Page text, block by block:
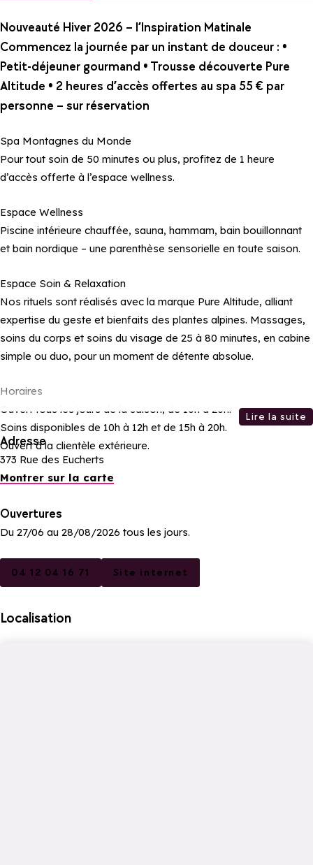
Nouveauté Hiver 2026 – l’Inspiration Matinale
Commencez la journée par un instant de douceur : •
Petit-déjeuner gourmand • Trousse découverte Pure
Altitude • 2 heures d’accès offertes au spa 55 € par
personne – sur réservation
Spa Montagnes du Monde
Pour tout soin de 50 minutes ou plus, profitez de 1 heure
d’accès offerte à l’espace wellness.
Espace Wellness
Piscine intérieure chauffée, sauna, hammam, bain bouillonnant
et bain nordique – une parenthèse sensorielle en toute saison.
Espace Soin & Relaxation
Nos rituels sont réalisés avec la marque Pure Altitude, alliant
expertise du geste et bienfaits des plantes alpines. Massages,
soins du corps et soins du visage de 25 à 80 minutes, en cabine
simple ou duo, pour un moment de détente absolue.
Horaires
Ouvert tous les jours de la saison, de 10h à 20h.
Soins disponibles de 10h à 12h et de 15h à 20h.
Ouvert à la clientèle extérieure.
Lire la suite
Adresse
373 Rue des Eucherts
Montrer sur la carte
Ouvertures
Du 27/06 au 28/08/2026 tous les jours.
04 12 04 16 71 Site internet
Localisation